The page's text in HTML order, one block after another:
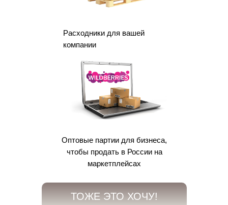
Расходники для вашей
компании
Оптовые партии для бизнеса,
чтобы продать в России на
маркетплейсах
ТОЖЕ ЭТО ХОЧУ!